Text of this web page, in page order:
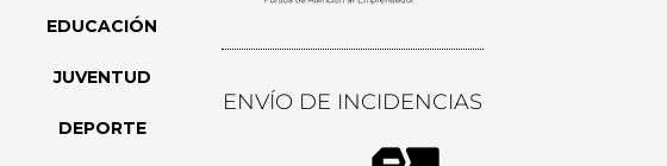
EDUCACIÓN
JUVENTUD
DEPORTE
ENVÍO DE INCIDENCIAS